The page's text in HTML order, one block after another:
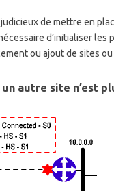
de mettre en
d’initialiser
ou ajout de sites
autre site n’est